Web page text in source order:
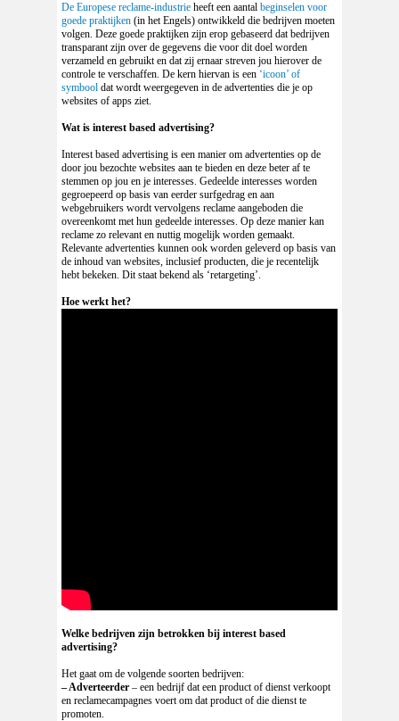
De Europese reclame-industrie heeft een aantal beginselen voor
goede praktijken (in het Engels) ontwikkeld die bedrijven moeten
volgen. Deze goede praktijken zijn erop gebaseerd dat bedrijven
transparant zijn over de gegevens die voor dit doel worden
verzameld en gebruikt en dat zij ernaar streven jou hierover de
controle te verschaffen. De kern hiervan is een ‘icoon’ of
symbool dat wordt weergegeven in de advertenties die je op
websites of apps ziet.
Wat is interest based advertising?
Interest based advertising is een manier om advertenties op de
door jou bezochte websites aan te bieden en deze beter af te
stemmen op jou en je interesses. Gedeelde interesses worden
gegroepeerd op basis van eerder surfgedrag en aan
webgebruikers wordt vervolgens reclame aangeboden die
overeenkomt met hun gedeelde interesses. Op deze manier kan
reclame zo relevant en nuttig mogelijk worden gemaakt.
Relevante advertenties kunnen ook worden geleverd op basis van
de inhoud van websites, inclusief producten, die je recentelijk
hebt bekeken. Dit staat bekend als ‘retargeting’.
Hoe werkt het?
Welke bedrijven zijn betrokken bij interest based
advertising?
Het gaat om de volgende soorten bedrijven:
– Adverteerder – een bedrijf dat een product of dienst verkoopt
en reclamecampagnes voert om dat product of die dienst te
promoten.